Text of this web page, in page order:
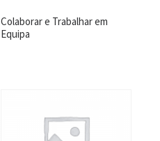
Colaborar e Trabalhar em
Equipa